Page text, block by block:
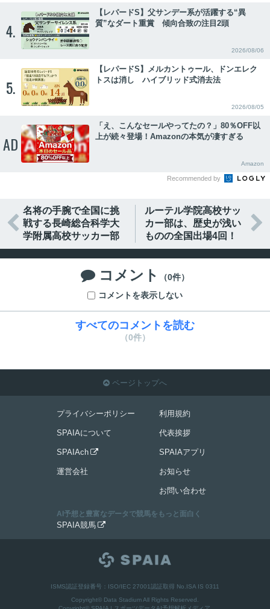
4.
【レパードS】父サンデー系が活躍する“異
質”なダート重賞 傾向合致の注目2頭
2026/08/06
5.
【レパードS】メルカントゥール、ドンエレク
トスは消し ハイブリッド式消去法
2026/08/05
AD
「え、こんなセールやってたの？」80％OFF以
上が続々登場！Amazonの本気が凄すぎる
Amazon
Recommended by

名将の手腕で全国に挑
戦する長崎総合科学大
学附属高校サッカー部
ルーテル学院高校サッ
カー部は、歴史が浅い
ものの全国出場4回！

 コメント
（0件）
コメントを表示しない
すべてのコメントを読む
（0件）
 ページトップへ
プライバシーポリシー
SPAIAについて
SPAIAch 
運営会社
利用規約
代表挨拶
SPAIAアプリ
お知らせ
お問い合わせ
AI予想と豊富なデータで競馬をもっと面白く
SPAIA競馬 
ISMS認証登録番号：ISO/IEC 27001認証取得 No.ISA IS 0311
Copyright© Data Stadium All Rights Reserved.